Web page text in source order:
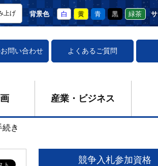
上げ 背景色 白 黄 青 黒 緑茶
お問い合わせ よくあるご質問
産業・ビジネス
き
競争入札参加資格